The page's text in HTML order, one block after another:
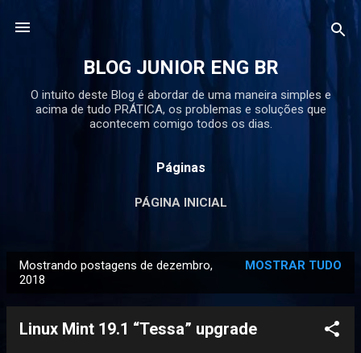
BLOG JUNIOR ENG BR
O intuito deste Blog é abordar de uma maneira simples e
acima de tudo PRÁTICA, os problemas e soluções que
acontecem comigo todos os dias.
Páginas
PÁGINA INICIAL
Mostrando postagens de dezembro,
2018
MOSTRAR TUDO
Linux Mint 19.1 “Tessa” upgrade